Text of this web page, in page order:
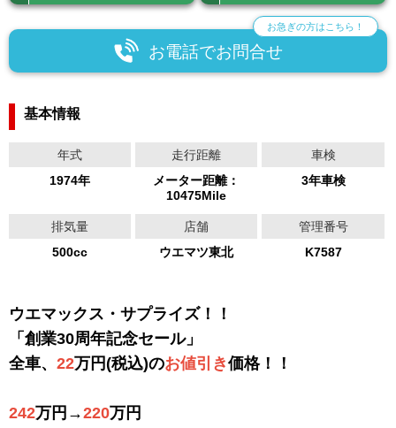
お電話でお問合せ
お急ぎの方はこちら！
基本情報
年式
1974年
走行距離
メーター距離：
10475Mile
車検
3年車検
排気量
500cc
店舗
ウエマツ東北
管理番号
K7587
ウエマックス・サプライズ！！
「創業30周年記念セール」
全車、 22万円(税込)のお値引き価格！！
242万円→220万円